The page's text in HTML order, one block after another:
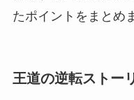
たポイントをまとめ
王道の逆転ストー